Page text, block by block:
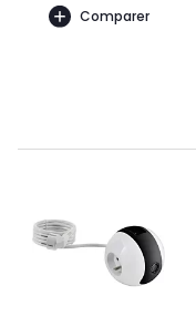
Comparer